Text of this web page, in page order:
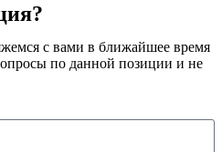
с вами в ближайшее время
по данной позиции и не